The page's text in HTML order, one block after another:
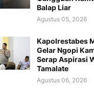
Balap Liar
Agustus 05, 2026
Kapolrestabes
Gelar Ngopi
Serap Aspirasi
Tamalate
Agustus 06, 2026